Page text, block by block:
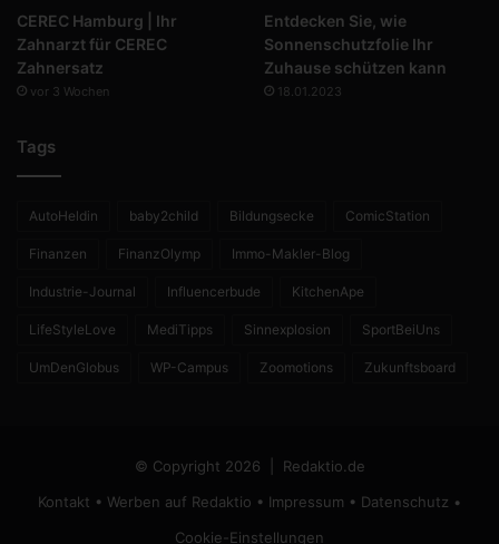
CEREC Hamburg | Ihr
Zahnarzt für CEREC
Zahnersatz
vor 3 Wochen
Entdecken Sie, wie
Sonnenschutzfolie Ihr
Zuhause schützen kann
18.01.2023
Tags
AutoHeldin baby2child Bildungsecke ComicStation
Finanzen FinanzOlymp Immo-Makler-Blog
Industrie-Journal Influencerbude KitchenApe
LifeStyleLove MediTipps Sinnexplosion SportBeiUns
UmDenGlobus WP-Campus Zoomotions Zukunftsboard
© Copyright 2026 | Redaktio.de
Kontakt • Werben auf Redaktio • Impressum • Datenschutz •
Cookie-Einstellungen